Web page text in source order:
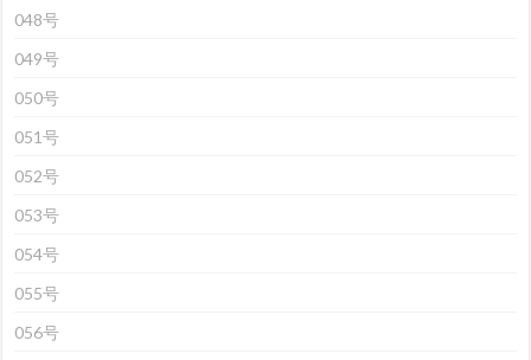
048号
049号
050号
051号
052号
053号
054号
055号
056号